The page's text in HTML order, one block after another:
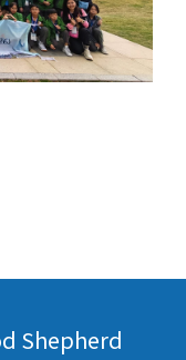
Shepherd